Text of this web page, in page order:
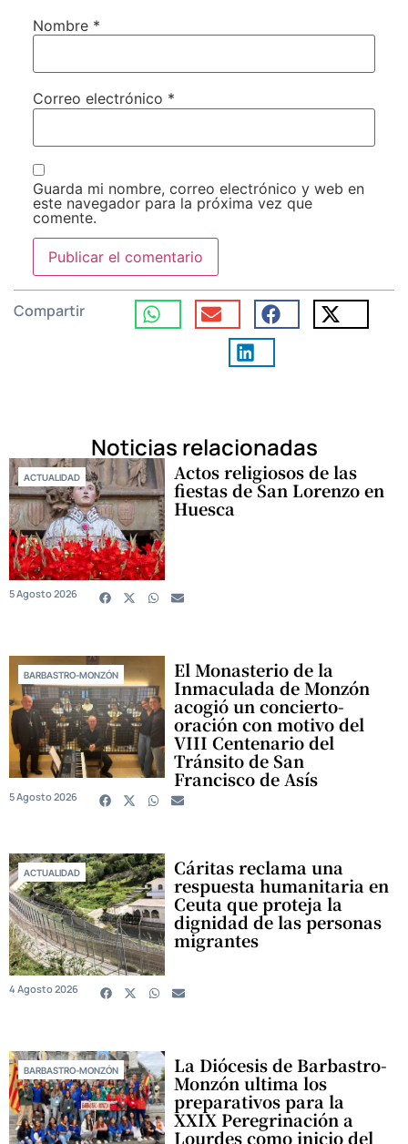
Nombre *
Correo electrónico *
Guarda mi nombre, correo electrónico y web en
este navegador para la próxima vez que
comente.
Compartir
Noticias relacionadas
ACTUALIDAD Actos religiosos de las
fiestas de San Lorenzo en
Huesca
5 Agosto 2026
BARBASTRO-MONZÓN El Monasterio de la
Inmaculada de Monzón
acogió un concierto-
oración con motivo del
VIII Centenario del
Tránsito de San
Francisco de Asís
5 Agosto 2026
ACTUALIDAD Cáritas reclama una
respuesta humanitaria en
Ceuta que proteja la
dignidad de las personas
migrantes
4 Agosto 2026
BARBASTRO-MONZÓN La Diócesis de Barbastro-
Monzón ultima los
preparativos para la
XXIX Peregrinación a
Lourdes como inicio del